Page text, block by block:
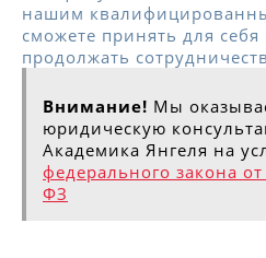
нашим
сможете принять для
продолжать
Внимание! Мы
юридическую
Академика Янгеля на
федерального закона
ФЗ